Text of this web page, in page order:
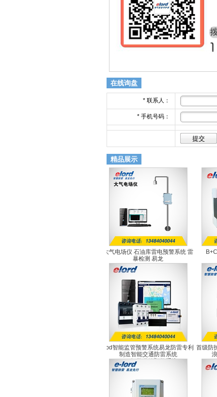
在线询盘
* 联系人：
* 手机号码：
精品展示
大气电场仪 石油库雷电预警系统 雷
暴检测 易龙
EL-EFM1.0
spd智能监管预警系统易龙防雷专利
制造智能交通防雷系统
SPD智能监管预警系统
首级防